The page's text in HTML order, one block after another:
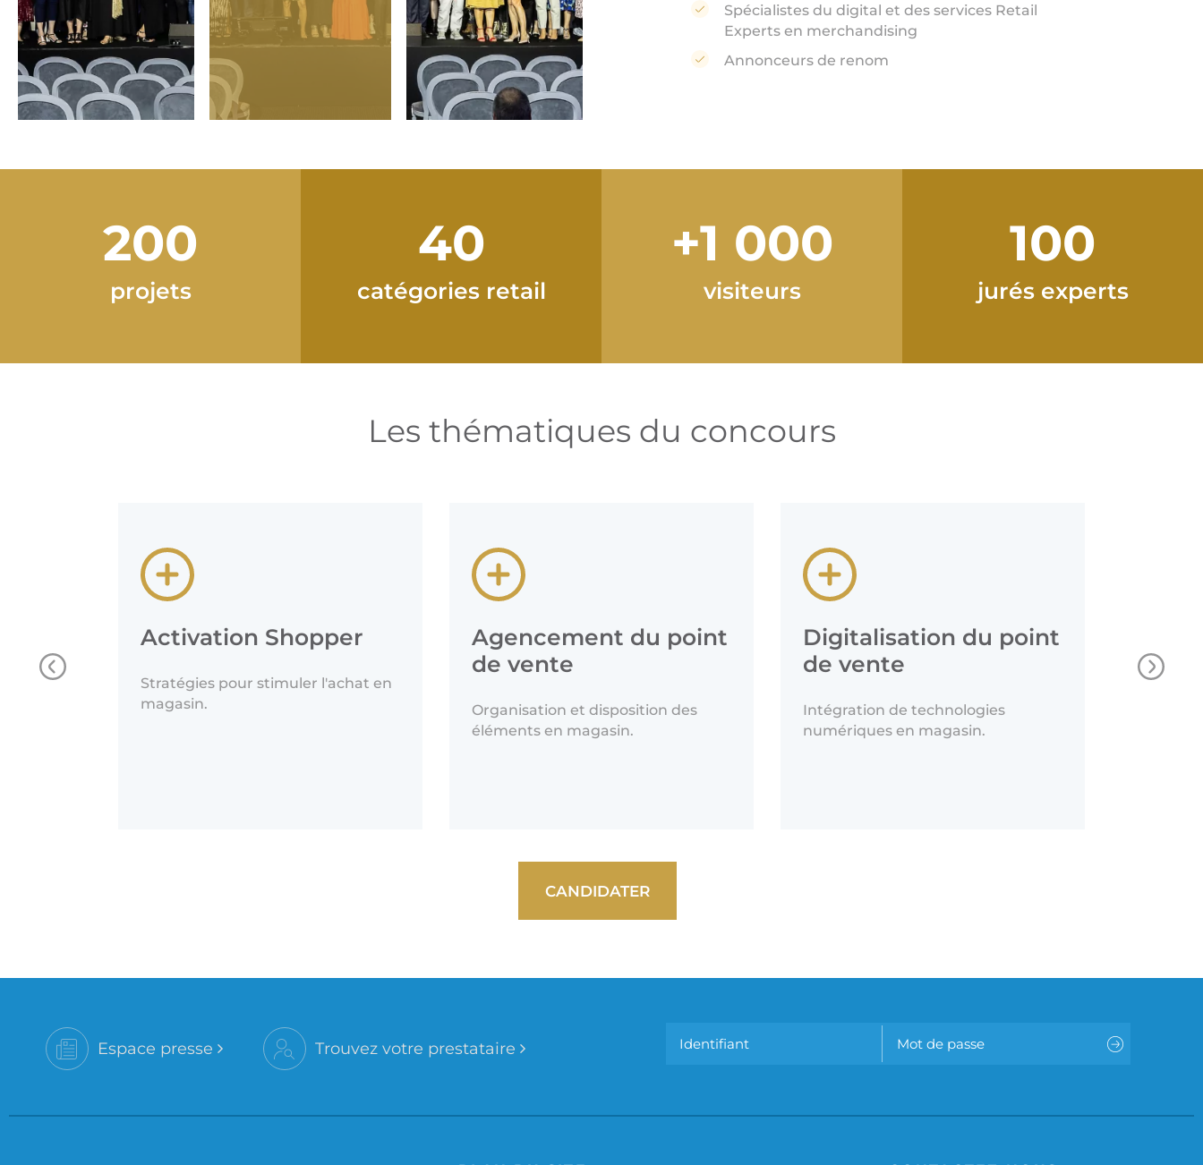
Spécialistes du digital et des services Retail
Experts en merchandising
Annonceurs de renom
200
projets
40
catégories retail
+1 000
visiteurs
100
jurés experts
Les thématiques du concours
Activation Shopper
Stratégies pour stimuler l'achat en
magasin.
Agencement du point
de vente
Organisation et disposition des
éléments en magasin.
Digitalisation du point
de vente
Intégration de technologies
numériques en magasin.
CANDIDATER
Espace presse Trouvez votre prestataire